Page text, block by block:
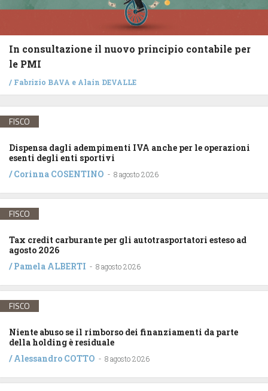
In consultazione il nuovo principio contabile per
le PMI
/ Fabrizio BAVA e Alain DEVALLE
FISCO
Dispensa dagli adempimenti IVA anche per le operazioni
esenti degli enti sportivi
/Corinna COSENTINO - 8 agosto 2026
FISCO
Tax credit carburante per gli autotrasportatori esteso ad
agosto 2026
/Pamela ALBERTI - 8 agosto 2026
FISCO
Niente abuso se il rimborso dei finanziamenti da parte
della holding è residuale
/Alessandro COTTO - 8 agosto 2026